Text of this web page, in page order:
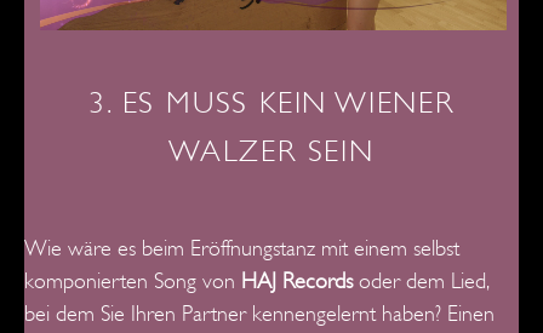
3. ES MUSS KEIN WIENER
WALZER SEIN
Wie wäre es beim Eröffnungstanz mit einem selbst
komponierten Song von HAJ Recordsoder dem Lied,
bei dem Sie Ihren Partner kennengelernt haben? Einen